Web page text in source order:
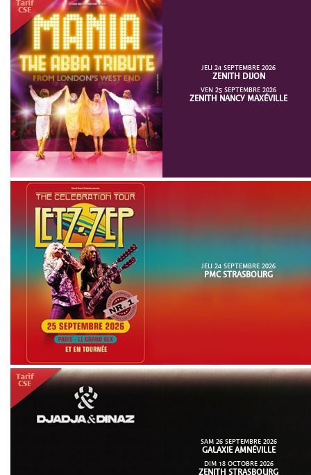
JEU 24 SEPTEMBRE 2026
ZENITH DIJON
VEN 25 SEPTEMBRE 2026
ZENITH NANCY MAXÉVILLE
JEU 24 SEPTEMBRE 2026
PMC STRASBOURG
SAM 26 SEPTEMBRE 2026
GALAXIE AMNÉVILLE
DIM 18 OCTOBRE 2026
ZENITH STRASBOURG